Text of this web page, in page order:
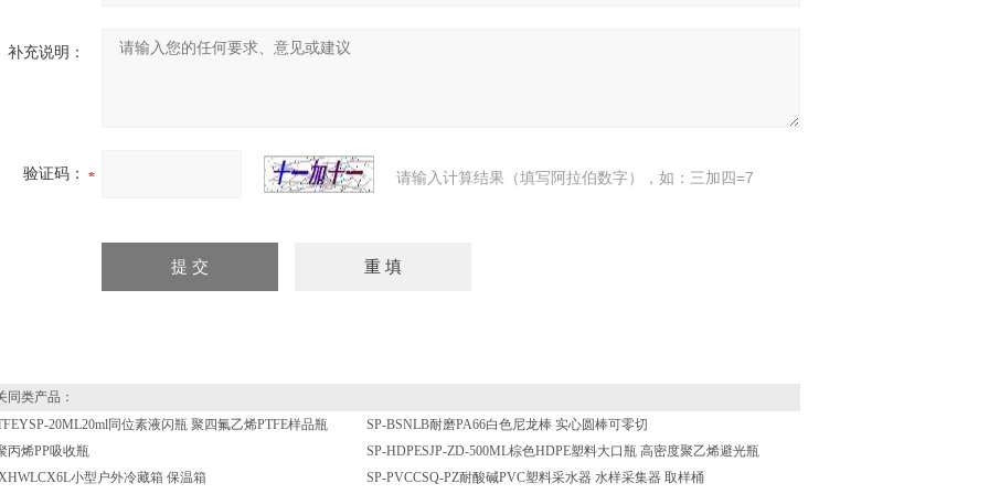
补充说明：
验证码： 请输入计算结果（填写阿拉伯数字），如：三加四=7
类产品：
20ML20ml同位素液闪瓶 聚四氟乙烯PTFE样品瓶
SP-BSNLB耐磨PA66白色尼龙棒 实心圆棒可零切
丙烯PP吸收瓶
SP-HDPESJP-ZD-500ML棕色HDPE塑料大口瓶 高密度聚乙烯避光瓶
小型户外冷藏箱 保温箱
SP-PVCCSQ-PZ耐酸碱PVC塑料采水器 水样采集器 取样桶